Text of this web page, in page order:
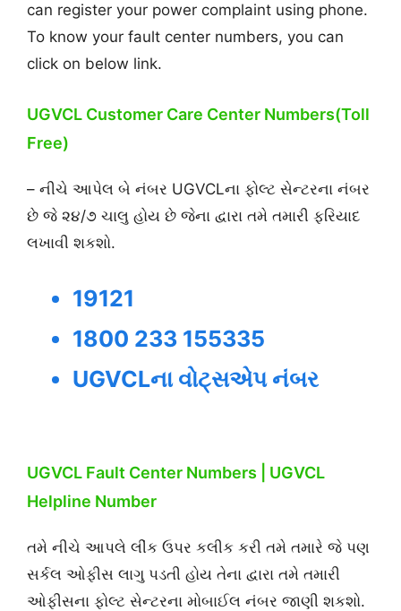
can register your power complaint using phone.
To know your fault center numbers, you can
click on below link.
UGVCL Customer Care Center Numbers(Toll
Free)
– નીચે આપેલ બે નંબર UGVCLના ફોલ્ટ સેન્ટરના નંબર
છે જે ૨૪/૭ ચાલુ હોય છે જેના દ્વારા તમે તમારી ફરિયાદ
લખાવી શકશો.
19121
1800 233 155335
UGVCLના વોટ્સએપ નંબર
UGVCL Fault Center Numbers | UGVCL
Helpline Number
તમે નીચે આપલે લીંક ઉપર કલીક કરી તમે તમારે જે પણ
સર્કલ ઓફીસ લાગુ પડતી હોય તેના દ્વારા તમે તમારી
ઓફીસના ફોલ્ટ સેન્ટરના મોબાઈલ નંબર જાણી શકશો.